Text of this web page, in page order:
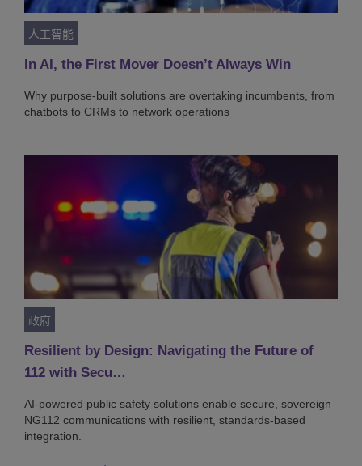
人工智能
In AI, the First Mover Doesn’t Always Win
Why purpose-built solutions are overtaking incumbents, from
chatbots to CRMs to network operations
政府
Resilient by Design: Navigating the Future of
112 with Secu…
AI-powered public safety solutions enable secure, sovereign
NG112 communications with resilient, standards-based
integration.